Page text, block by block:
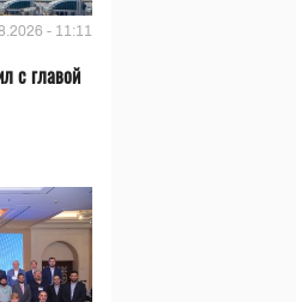
- 11:11
с главой